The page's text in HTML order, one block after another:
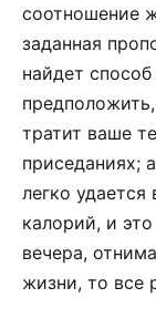
соотношение
заданная
найдет
тратит ваше
приседаниях;
легко удается
калорий, и
вечера,
жизни, то все